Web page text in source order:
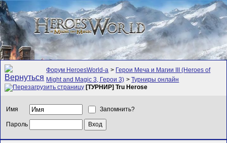
Форум HeroesWorld-а > Герои Меча и Магии III (Heroes of
Might and Magic 3, Герои 3) >Турниры онлайн
[ТУРНИР] Tru Herose
Имя Запомнить?
Пароль